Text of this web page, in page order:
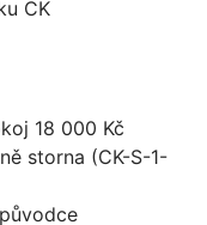
CK
18 000 Kč
storna (CK-S-1-